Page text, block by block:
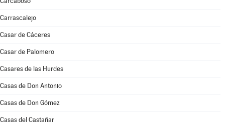
Carrascalejo
Casar de Cáceres
Casar de Palomero
Casares de las Hurdes
Casas de Don Antonio
Casas de Don Gómez
Casas del Castañar